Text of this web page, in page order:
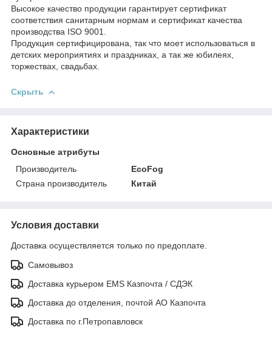
Высокое качество продукции гарантирует сертификат
соответствия санитарным нормам и сертификат качества
производства ISO 9001.
Продукция сертифицирована, так что моет использоваться в
детских мероприятиях и праздниках, а так же юбилеях,
торжествах, свадьбах.
Скрыть
Характеристики
Основные атрибуты
Производитель
EcoFog
Страна производитель
Китай
Условия доставки
Доставка осуществляется только по предоплате.
Самовывоз
Доставка курьером EMS Казпочта / СДЭК
Доставка до отделения, почтой АО Казпочта
Доставка по г.Петропавловск